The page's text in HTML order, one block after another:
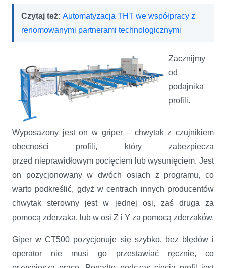
Czytaj też: Automatyzacja THT we współpracy z
renomowanymi partnerami technologicznymi
Zacznijmy
od
podajnika
profili.
Wyposażony jest on w griper – chwytak z czujnikiem
obecności profili, który zabezpiecza
przed nieprawidłowym pocięciem lub wysunięciem. Jest
on pozycjonowany w dwóch osiach z programu, co
warto podkreślić, gdyż w centrach innych producentów
chwytak sterowny jest w jednej osi, zaś druga za
pomocą zderzaka, lub w osi Z i Y za pomocą zderzaków.
Giper w CT500 pozycjonuje się szybko, bez błędów i
operator nie musi go przestawiać ręcznie, co